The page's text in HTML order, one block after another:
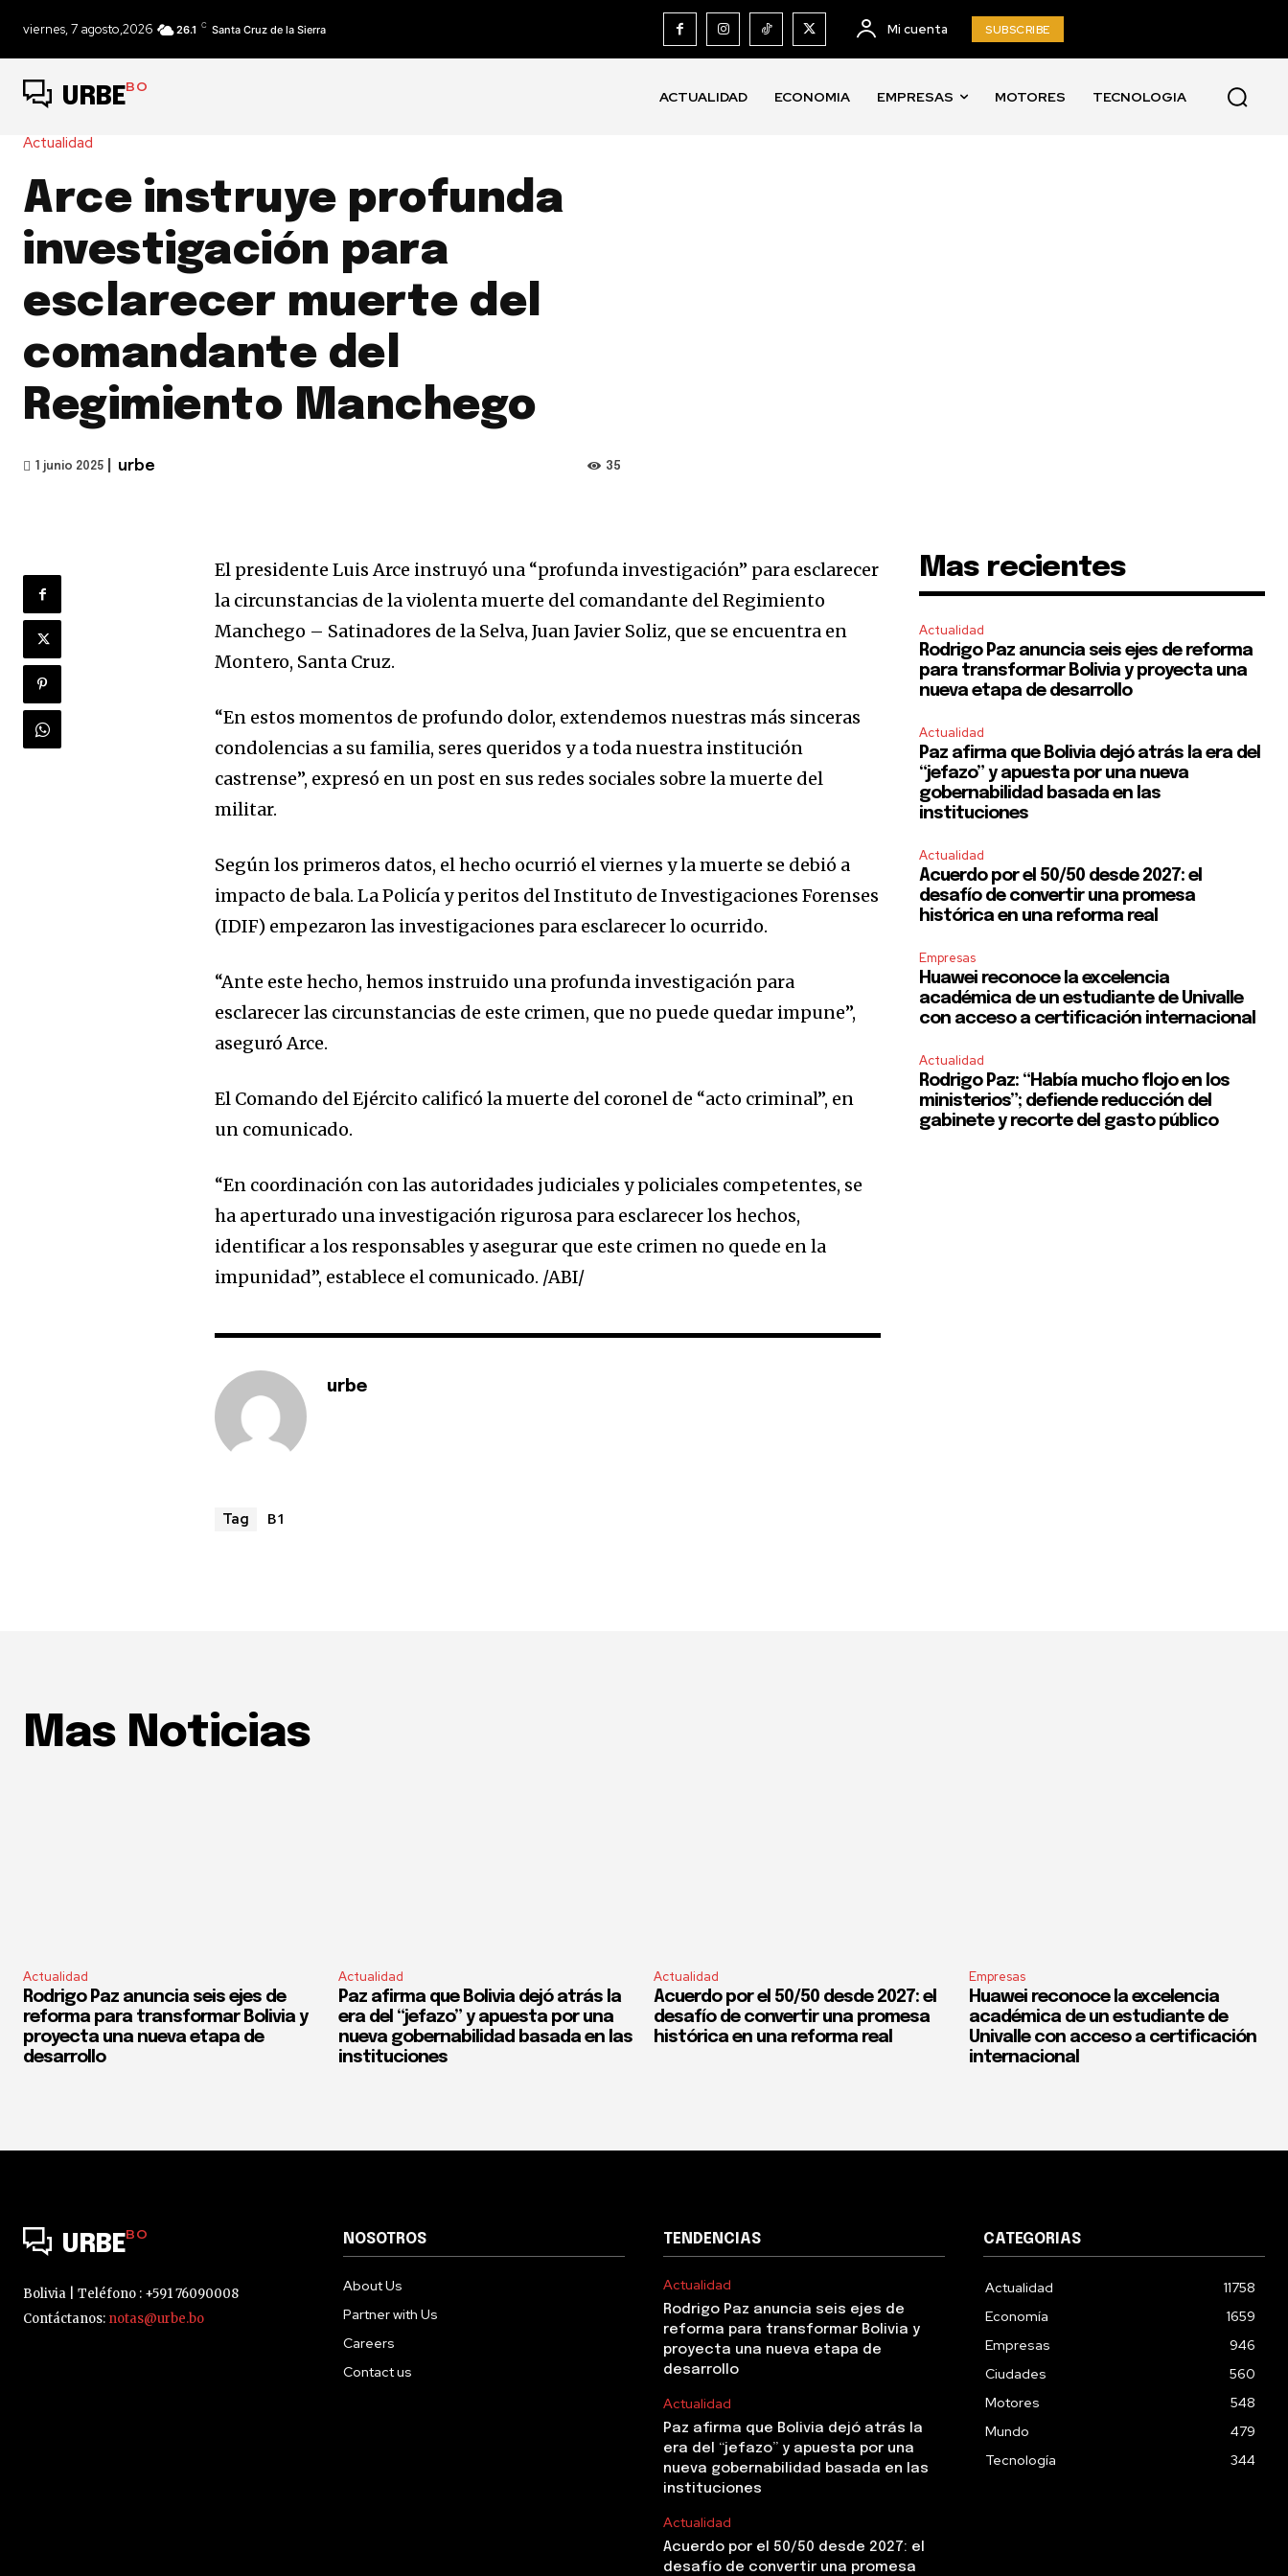
viernes, 7 agosto,2026 26.1 C Santa Cruz de la Sierra Mi cuenta SUBSCRIBE
URBEBO
ACTUALIDAD ECONOMIA EMPRESAS MOTORES TECNOLOGIA
Actualidad
Arce instruye profunda
investigación para
esclarecer muerte del
comandante del
Regimiento Manchego
1 junio 2025 urbe 35
El presidente Luis Arce instruyó una “profunda investigación” para esclarecer
la circunstancias de la violenta muerte del comandante del Regimiento
Manchego – Satinadores de la Selva, Juan Javier Soliz, que se encuentra en
Montero, Santa Cruz.
“En estos momentos de profundo dolor, extendemos nuestras más sinceras
condolencias a su familia, seres queridos y a toda nuestra institución
castrense”, expresó en un post en sus redes sociales sobre la muerte del
militar.
Según los primeros datos, el hecho ocurrió el viernes y la muerte se debió a
impacto de bala. La Policía y peritos del Instituto de Investigaciones Forenses
(IDIF) empezaron las investigaciones para esclarecer lo ocurrido.
“Ante este hecho, hemos instruido una profunda investigación para
esclarecer las circunstancias de este crimen, que no puede quedar impune”,
aseguró Arce.
El Comando del Ejército calificó la muerte del coronel de “acto criminal”, en
un comunicado.
“En coordinación con las autoridades judiciales y policiales competentes, se
ha aperturado una investigación rigurosa para esclarecer los hechos,
identificar a los responsables y asegurar que este crimen no quede en la
impunidad”, establece el comunicado. /ABI/
urbe
Tag B1
Mas recientes
Actualidad
Rodrigo Paz anuncia seis ejes de reforma
para transformar Bolivia y proyecta una
nueva etapa de desarrollo
Actualidad
Paz afirma que Bolivia dejó atrás la era del
“jefazo” y apuesta por una nueva
gobernabilidad basada en las
instituciones
Actualidad
Acuerdo por el 50/50 desde 2027: el
desafío de convertir una promesa
histórica en una reforma real
Empresas
Huawei reconoce la excelencia
académica de un estudiante de Univalle
con acceso a certificación internacional
Actualidad
Rodrigo Paz: “Había mucho flojo en los
ministerios”; defiende reducción del
gabinete y recorte del gasto público
Mas Noticias
Actualidad
Rodrigo Paz anuncia seis ejes de
reforma para transformar Bolivia y
proyecta una nueva etapa de
desarrollo
Actualidad
Paz afirma que Bolivia dejó atrás la
era del “jefazo” y apuesta por una
nueva gobernabilidad basada en las
instituciones
Actualidad
Acuerdo por el 50/50 desde 2027: el
desafío de convertir una promesa
histórica en una reforma real
Empresas
Huawei reconoce la excelencia
académica de un estudiante de
Univalle con acceso a certificación
internacional
URBEBO
Bolivia | Teléfono : +591 76090008
Contáctanos: notas@urbe.bo
NOSOTROS
About Us
Partner with Us
Careers
Contact us
TENDENCIAS
Actualidad
Rodrigo Paz anuncia seis ejes de
reforma para transformar Bolivia y
proyecta una nueva etapa de
desarrollo
Actualidad
Paz afirma que Bolivia dejó atrás la
era del “jefazo” y apuesta por una
nueva gobernabilidad basada en las
instituciones
Actualidad
Acuerdo por el 50/50 desde 2027: el
desafío de convertir una promesa
CATEGORIAS
Actualidad
11758
Economía
1659
Empresas
946
Ciudades
560
Motores
548
Mundo
479
Tecnología
344